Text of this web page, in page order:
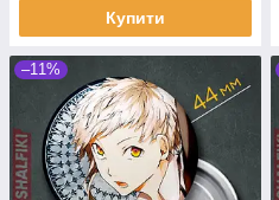
Купити
–11%